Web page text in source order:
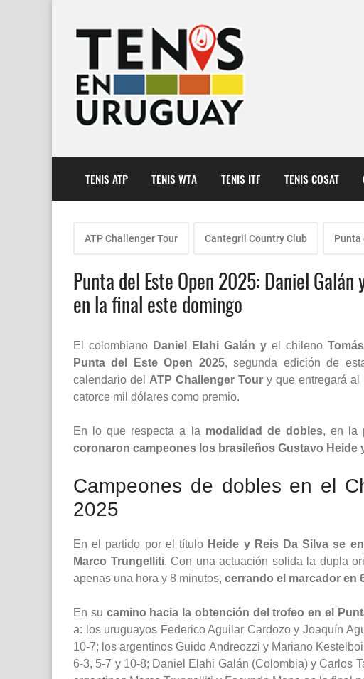
TENIS ATP TENIS WTA TENIS ITF TENIS COSAT
ATP Challenger Tour Cantegril Country Club Punta
Punta del Este Open 2025: Daniel
en la final este domingo
El colombiano Daniel Elahi Galán yel chileno
Punta del Este Open 2025, segunda edición de
calendario del ATP Challenger Tour y que entregará
catorce mil dólares como premio.
En lo que respecta a la modalidad de dobles, en la
coronaron campeones los brasileños Gustavo Heide
Campeones de dobles en el
2025
En el partido por el título Heide y Reis Da Silva se
Marco Trungelliti. Con una actuación solida la dupla
apenas una hora y 8 minutos, cerrando el marcador en
En su camino hacia la obtención del trofeo en el
a: los uruguayos Federico Aguilar Cardozo y Joaquín
10-7; los argentinos Guido Andreozzi y Mariano
6-3, 5-7 y 10-8; Daniel Elahi Galán (Colombia) y Carlos